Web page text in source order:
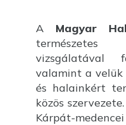
A Magyar
vizsgálatával
valamint a velük
és halainkért
közös
Kárpát-